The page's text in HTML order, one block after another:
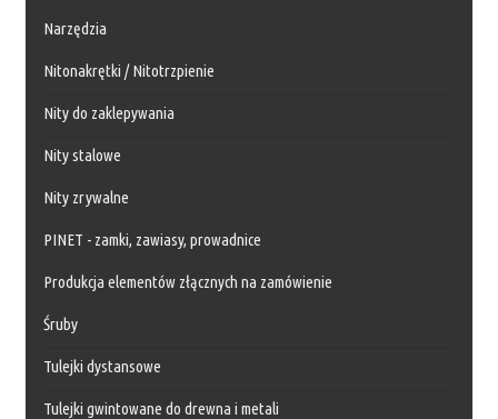
Narzędzia
Nitonakrętki / Nitotrzpienie
Nity do zaklepywania
Nity stalowe
Nity zrywalne
PINET - zamki, zawiasy, prowadnice
Produkcja elementów złącznych na zamówienie
Śruby
Tulejki dystansowe
Tulejki gwintowane do drewna i metali